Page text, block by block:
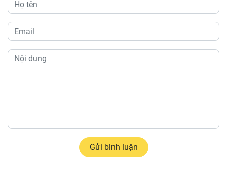
Gửi bình luận